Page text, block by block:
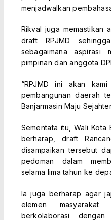
menjadwalkan
Rikval juga memastikan
draft RPJMD
sebagaimana aspirasi
pimpinan dan anggota
“RPJMD ini akan
pembangunan daerah
Banjarmasin Maju
Sementata itu, Wali Kota
berharap, draft
disampaikan tersebut
pedoman dalam
selama lima tahun ke
Ia juga berharap agar
elemen
berkolaborasi